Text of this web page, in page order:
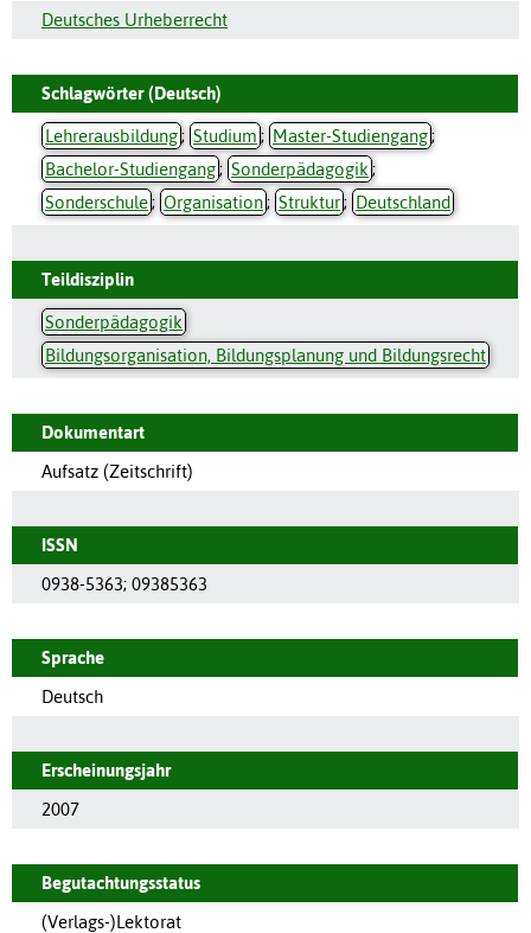
Deutsches Urheberrecht
Schlagwörter (Deutsch)
Lehrerausbildung; Studium ; Master-Studiengang;
Bachelor-Studiengang; Sonderpädagogik ;
Sonderschule; Organisation; Struktur; Deutschland
Teildisziplin
Sonderpädagogik
Bildungsorganisation, Bildungsplanung und Bildungsrecht
Dokumentart
Aufsatz (Zeitschrift)
ISSN
0938-5363; 09385363
Sprache
Deutsch
Erscheinungsjahr
2007
Begutachtungsstatus
(Verlags-)Lektorat